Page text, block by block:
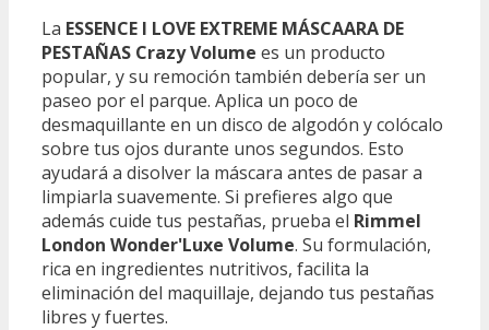
La ESSENCE I LOVE EXTREME MÁSCAARA DE
PESTAÑAS Crazy Volume es un producto
popular, y su remoción también debería ser un
paseo por el parque. Aplica un poco de
desmaquillante en un disco de algodón y colócalo
sobre tus ojos durante unos segundos. Esto
ayudará a disolver la máscara antes de pasar a
limpiarla suavemente. Si prefieres algo que
además cuide tus pestañas, prueba el Rimmel
London Wonder'Luxe Volume. Su formulación,
rica en ingredientes nutritivos, facilita la
eliminación del maquillaje, dejando tus pestañas
libres y fuertes.